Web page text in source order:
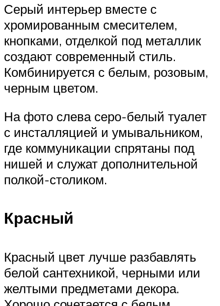
Серый интерьер вместе с
хромированным смесителем,
кнопками, отделкой под металлик
создают современный стиль.
Комбинируется с белым, розовым,
черным цветом.
На фото слева серо-белый туалет
с инсталляцией и умывальником,
где коммуникации спрятаны под
нишей и служат дополнительной
полкой-столиком.
Красный
Красный цвет лучше разбавлять
белой сантехникой, черными или
желтыми предметами декора.